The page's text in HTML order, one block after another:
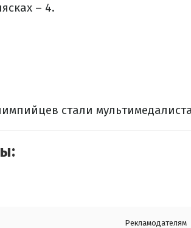
– 4.
стали
Рекламодателям